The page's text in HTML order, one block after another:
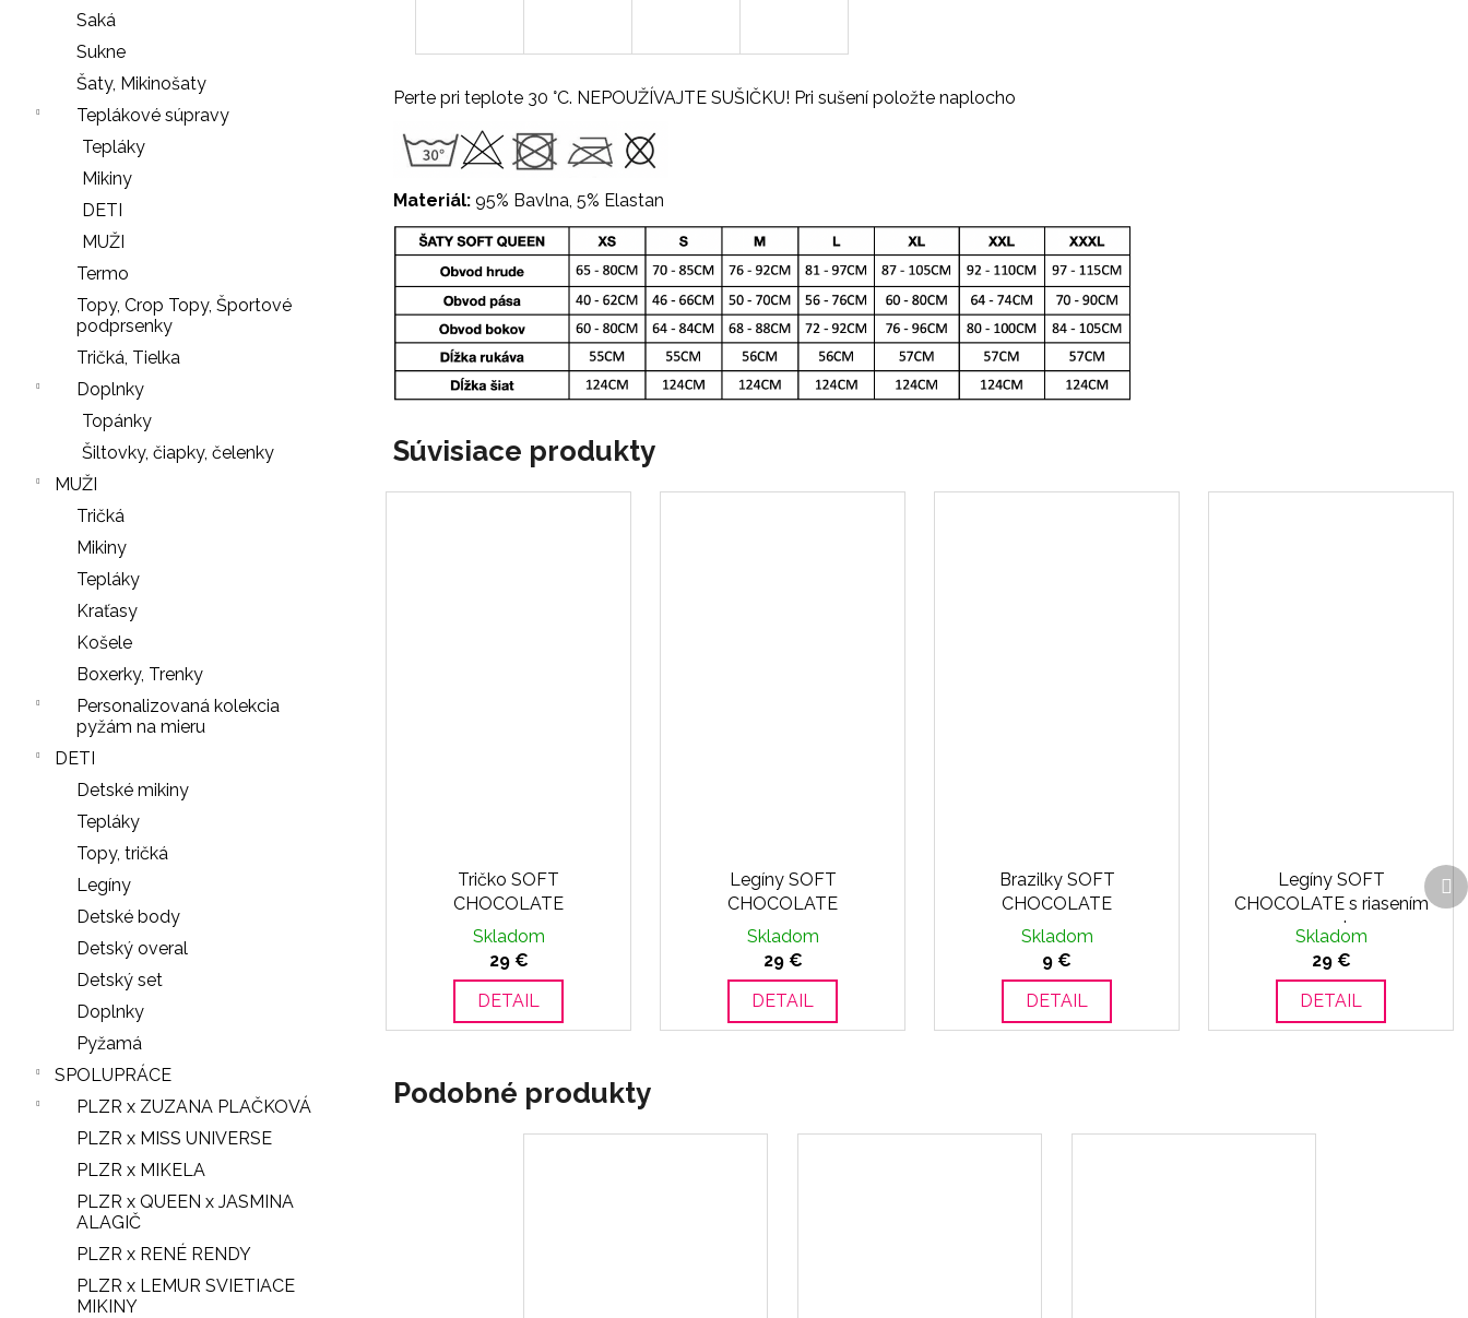
Saká
Sukne
Šaty, Mikinošaty
Teplákové súpravy
Tepláky
Mikiny
DETI
MUŽI
Termo
Topy, Crop Topy, Športové
podprsenky
Tričká, Tielka
Doplnky
Topánky
Šiltovky, čiapky, čelenky
MUŽI
Tričká
Mikiny
Tepláky
Kraťasy
Košele
Boxerky, Trenky
Personalizovaná kolekcia
pyžám na mieru
DETI
Detské mikiny
Tepláky
Topy, tričká
Legíny
Detské body
Detský overal
Detský set
Doplnky
Pyžamá
SPOLUPRÁCE
PLZR x ZUZANA PLAČKOVÁ
PLZR x MISS UNIVERSE
PLZR x MIKELA
PLZR x QUEEN x JASMINA
ALAGIČ
PLZR x RENÉ RENDY
PLZR x LEMUR SVIETIACE
MIKINY
Perte pri teplote 30 °C. NEPOUŽÍVAJTE SUŠIČKU! Pri sušení položte naplocho
Materiál: 95% Bavlna, 5% Elastan
Súvisiace produkty
Tričko SOFT
CHOCOLATE
Skladom
29 €
DETAIL
Legíny SOFT
CHOCOLATE
Skladom
29 €
DETAIL
Brazilky SOFT
CHOCOLATE
Skladom
9 €
DETAIL
Legíny SOFT
CHOCOLATE s riasením
vzadu
Skladom
29 €
DETAIL
Podobné produkty
NOHAVIČKY
7
SŤAHOVACIE
NOHAVIČKY
BLACK
18
PODPRSENKA
SEAMLESS
PINK
11
€